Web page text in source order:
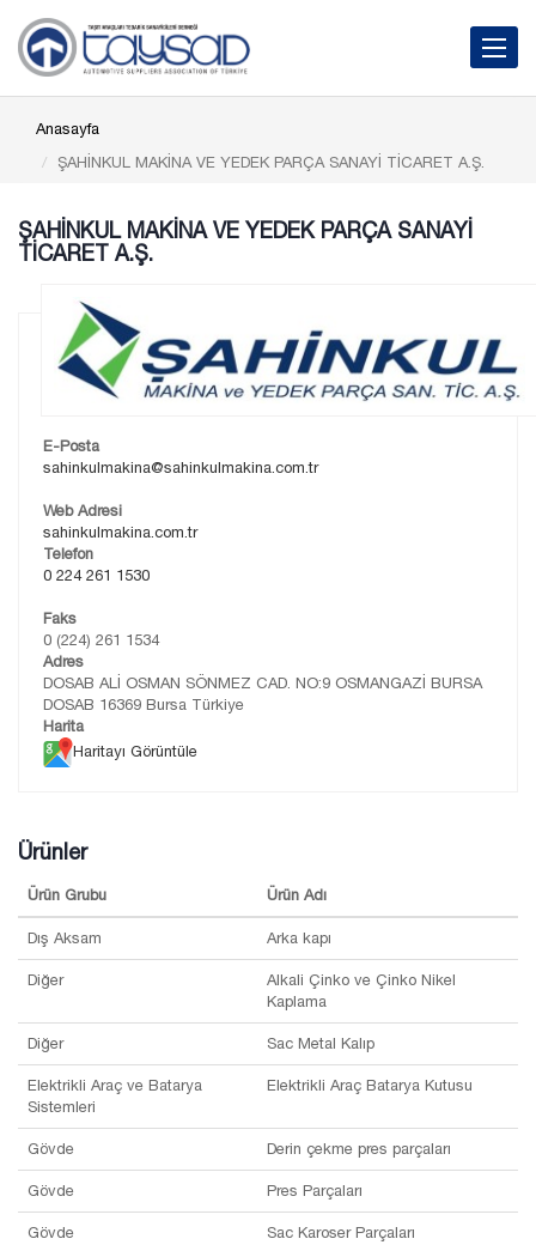
Toggle
Anasayfa
ŞAHİNKUL MAKİNA VE YEDEK PARÇA SANAYİ TİCARET A.Ş.
ŞAHİNKUL MAKİNA VE YEDEK PARÇA SANAYİ
TİCARET A.Ş.
E-Posta
sahinkulmakina@sahinkulmakina.com.tr
Web Adresi
sahinkulmakina.com.tr
Telefon
0 224 261 1530
Faks
0 (224) 261 1534
Adres
DOSAB ALİ OSMAN SÖNMEZ CAD. NO:9 OSMANGAZİ BURSA
DOSAB 16369 Bursa Türkiye
Harita
Haritayı Görüntüle
Ürünler
Ürün Grubu Ürün Adı
Dış Aksam Arka kapı
Diğer
Alkali Çinko ve Çinko Nikel
Kaplama
Diğer Sac Metal Kalıp
Elektrikli Araç ve Batarya
Sistemleri
Elektrikli Araç Batarya Kutusu
Gövde Derin çekme pres parçaları
Gövde Pres Parçaları
Gövde Sac Karoser Parçaları